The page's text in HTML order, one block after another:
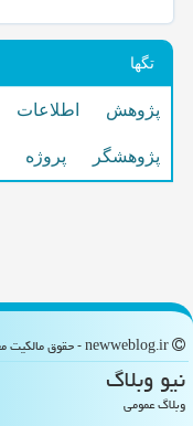
تگها
پژوهش اطلاعات
پژوهشگر پروژه
نیو وبلاگ
وبلاگ عمومی